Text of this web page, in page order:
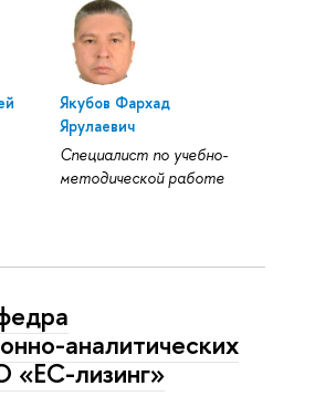
Якубов Фархад
Ярулаевич
Специалист по учебно-
методической работе
аналитических
«ЕС-лизинг»